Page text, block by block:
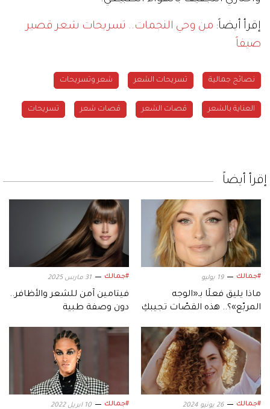
إقرأ أيضاً: من وحي النجمات.. تسريحات شعر قصير
صيفاً
نصائح جمالية تسريحات الشعر شعر وتسريحات
العناية بالشعر قصات الشعر قصات شعر تسريحات
إقرأ أيضاً
#جمالك 19 يوليو
ماذا يليق فعلًا بـ«الوجه
المربّع»؟.. هذه القصّات تجيبكِ
#جمالك 31 مارس 2025
فيتامين آمن للشعر والأظافر..
دون وصفة طبية
#جمالك 26 يونيو 2024 #جمالك 10 ابريل 2022